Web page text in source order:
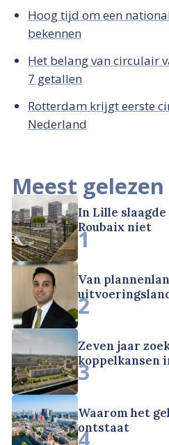
Hoog tijd om een
bekennen
Het belang van circulair
7 getallen
Rotterdam krijgt eerste
Nederland
Meest gelezen
In Lille
Roubaix niet
1
Van
2
Zeven jaar
koppelkansen
3
Waarom het
ontstaat
4